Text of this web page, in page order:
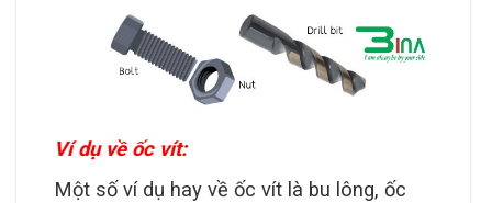
Ví dụ về ốc vít:
Một số ví dụ hay về ốc vít là bu lông, ốc